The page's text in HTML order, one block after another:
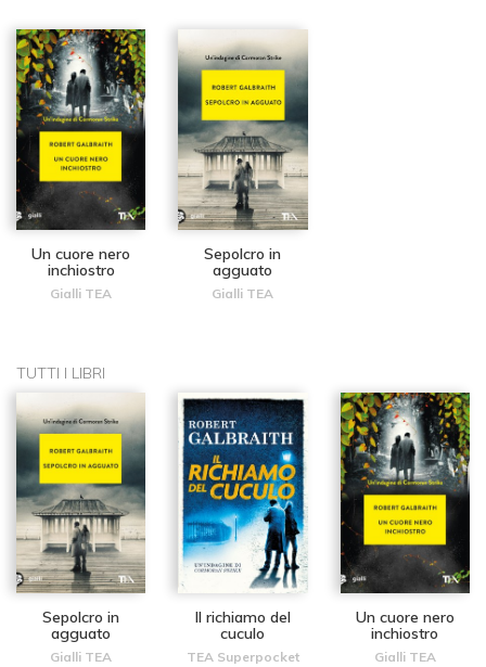
Un cuore nero
inchiostro
Gialli TEA
Sepolcro in
agguato
Gialli TEA
TUTTI I LIBRI
Sepolcro in
agguato
Gialli TEA
Il richiamo del
cuculo
TEA Superpocket
Un cuore nero
inchiostro
Gialli TEA